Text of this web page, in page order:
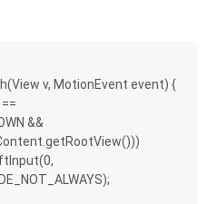
v, MotionEvent event) {
&&